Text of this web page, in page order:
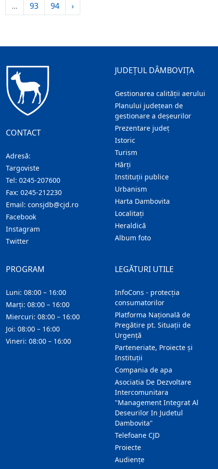
...
93 94 ›
CONTACT
Adresă:
Targoviste
Tel: 0245-207600
Fax: 0245-212230
Email: consjdb@cjd.ro
Facebook
Instagram
Twitter
JUDEȚUL DÂMBOVIȚA
Gestionarea calității aerului
Planului județean de
gestionare a deșeurilor
Prezentare judeţ
Istoric
Turism
Hărţi
Instituţii publice
Urbanism
Harta Dambovita
Localitaţi
Heraldică
Album foto
LEGĂTURI UTILE
InfoCons - protecția
consumatorilor
Platforma Națională de
Pregătire pt. Situații de
Urgență
Parteneriate, Proiecte și
Instituții
Compania de apa
Asociatia De Dezvoltare
Intercomunitara
"Management Integrat Al
Deseurilor In Judetul
Dambovita"
Telefoane CJD
Proiecte
Audienţe
PROGRAM
Luni: 08:00 – 16:00
Marți: 08:00 – 16:00
Miercuri: 08:00 – 16:00
Joi: 08:00 – 16:00
Vineri: 08:00 – 16:00